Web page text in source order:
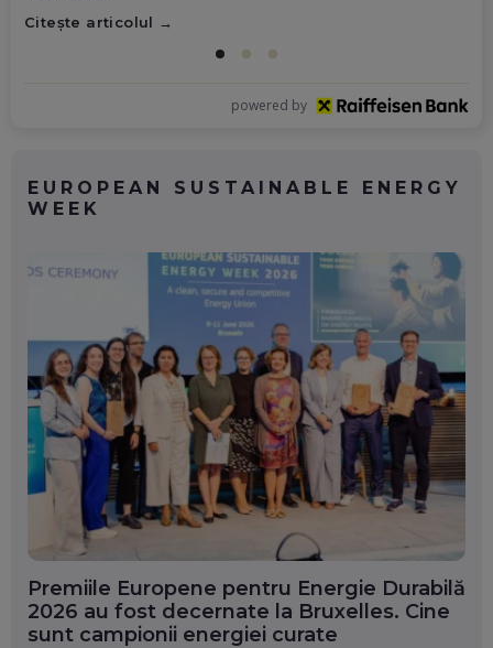
Citește articolul
powered by
EUROPEAN SUSTAINABLE ENERGY
WEEK
Premiile Europene pentru Energie Durabilă
2026 au fost decernate la Bruxelles. Cine
sunt campionii energiei curate